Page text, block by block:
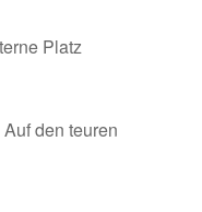
Platz
den teuren